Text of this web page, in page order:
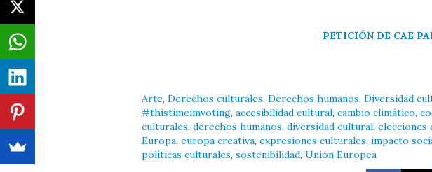
PETICIÓN DE CAE
Arte, Derechos culturales, Derechos humanos, Diversidad
#thistimeimvoting, accesibilidad cultural, cambio climático,
culturales, derechos humanos, diversidad cultural, elecciones
Europa, europa creativa, expresiones culturales, impacto
políticas culturales, sostenibilidad, Unión Europea